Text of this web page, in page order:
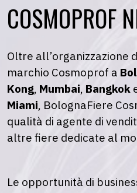
COSMOPROF
Oltre all’organizzazione
marchio Cosmoprof a
Kong, Mumbai, Bangkok
Miami, BolognaFiere
qualità di agente di
altre fiere dedicate al
Le opportunità di